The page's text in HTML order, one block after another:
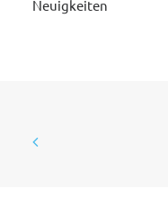
Neuigkeiten